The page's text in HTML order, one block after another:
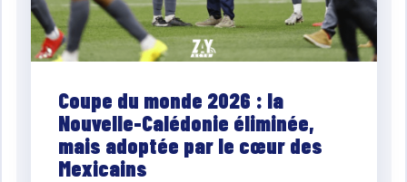
Coupe du monde 2026 : la
Nouvelle-Calédonie éliminée,
mais adoptée par le cœur des
Mexicains